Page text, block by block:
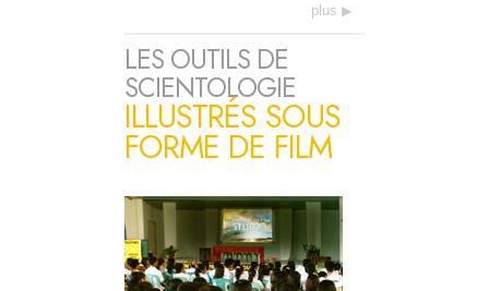
plus
LES OUTILS DE
SCIENTOLOGIE
ILLUSTRÉS SOUS
FORME DE FILM